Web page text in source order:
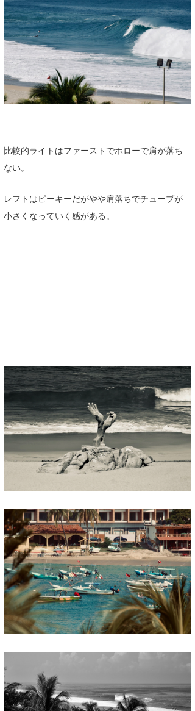
比較的ライトはファーストでホローで肩が落ち
ない。
レフトはピーキーだがやや肩落ちでチューブが
小さくなっていく感がある。